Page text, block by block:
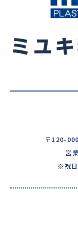
〒120-
営
※祝